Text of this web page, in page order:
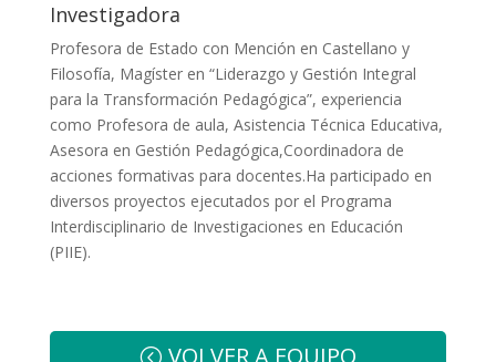
Investigadora
Profesora de Estado con Mención en Castellano y
Filosofía, Magíster en “Liderazgo y Gestión Integral
para la Transformación Pedagógica”, experiencia
como Profesora de aula, Asistencia Técnica Educativa,
Asesora en Gestión Pedagógica,Coordinadora de
acciones formativas para docentes.Ha participado en
diversos proyectos ejecutados por el Programa
Interdisciplinario de Investigaciones en Educación
(PIIE).
VOLVER A EQUIPO